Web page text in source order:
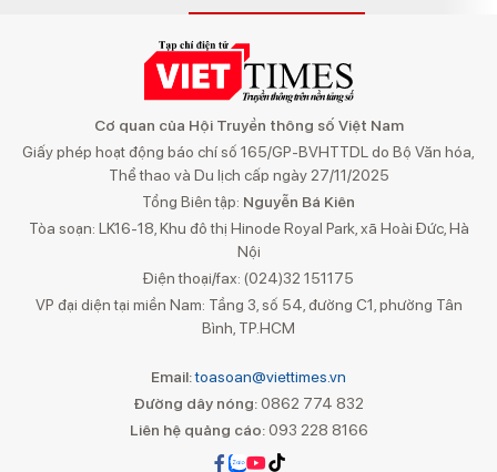
Cơ quan của Hội Truyền thông số Việt Nam
Giấy phép hoạt động báo chí số 165/GP-BVHTTDL do Bộ Văn hóa,
Thể thao và Du lịch cấp ngày 27/11/2025
Tổng Biên tập: Nguyễn Bá Kiên
Tòa soạn: LK16-18, Khu đô thị Hinode Royal Park, xã Hoài Đức, Hà
Nội
Điện thoại/fax: (024)32 151175
VP đại diện tại miền Nam: Tầng 3, số 54, đường C1, phường Tân
Bình, TP.HCM
Email:toasoan@viettimes.vn
Đường dây nóng: 0862 774 832
Liên hệ quảng cáo:093 228 8166